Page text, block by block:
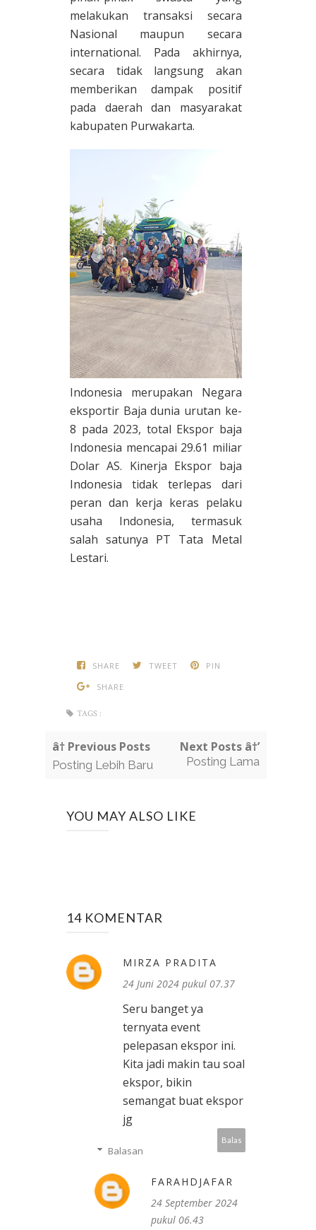
melakukan transaksi secara
Nasional maupun secara
international. Pada akhirnya,
secara tidak langsung akan
memberikan dampak positif
pada daerah dan masyarakat
kabupaten Purwakarta.
Indonesia merupakan Negara
eksportir Baja dunia urutan ke-
8 pada 2023, total Ekspor baja
Indonesia mencapai 29.61 miliar
Dolar AS. Kinerja Ekspor baja
Indonesia tidak terlepas dari
peran dan kerja keras pelaku
usaha Indonesia, termasuk
salah satunya PT Tata Metal
Lestari.
SHARE TWEET
PIN
SHARE
TAGS :
â† Previous Posts
Posting Lebih Baru
Next Posts â†’
Posting Lama
YOU MAY ALSO LIKE
14 KOMENTAR
MIRZA PRADITA
24 Juni 2024 pukul 07.37
Seru banget ya
ternyata event
pelepasan ekspor ini.
Kita jadi makin tau soal
ekspor, bikin
semangat buat ekspor
jg
Balas
Balasan
FARAHDJAFAR
24 September 2024
pukul 06.43